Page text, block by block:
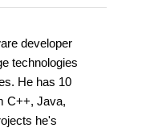
developer
technologies
He has 10
C++, Java,
he's